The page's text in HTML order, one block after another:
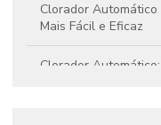
Clorador
Mais Fácil e Eficaz
Clorador